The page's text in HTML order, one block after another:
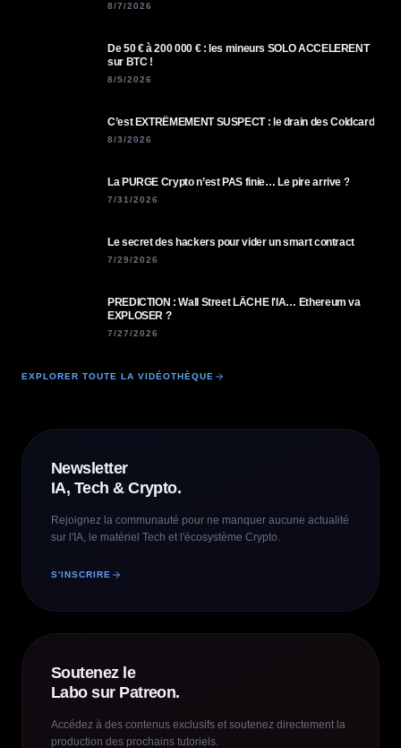
8/7/2026
De 50 € à 200 000 € : les mineurs SOLO ACCELERENT
sur BTC !
8/5/2026
C’est EXTRÊMEMENT SUSPECT : le drain des Coldcard
8/3/2026
La PURGE Crypto n’est PAS finie… Le pire arrive ?
7/31/2026
Le secret des hackers pour vider un smart contract
7/29/2026
PREDICTION : Wall Street LÂCHE l'IA… Ethereum va
EXPLOSER ?
7/27/2026
EXPLORER TOUTE LA VIDÉOTHÈQUE
Newsletter
IA, Tech & Crypto.
Rejoignez la communauté pour ne manquer aucune actualité
sur l'IA, le matériel Tech et l'écosystème Crypto.
S'INSCRIRE
Soutenez le
Labo sur Patreon.
Accédez à des contenus exclusifs et soutenez directement la
production des prochains tutoriels.